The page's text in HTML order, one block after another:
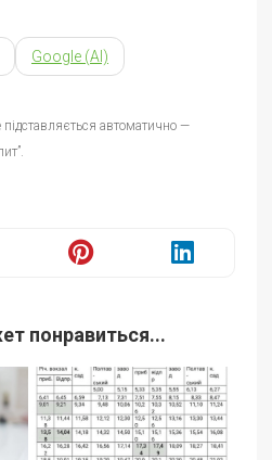
Google (AI)
автоматично —
понравиться...